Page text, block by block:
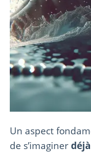
Un aspect
de s’imaginer